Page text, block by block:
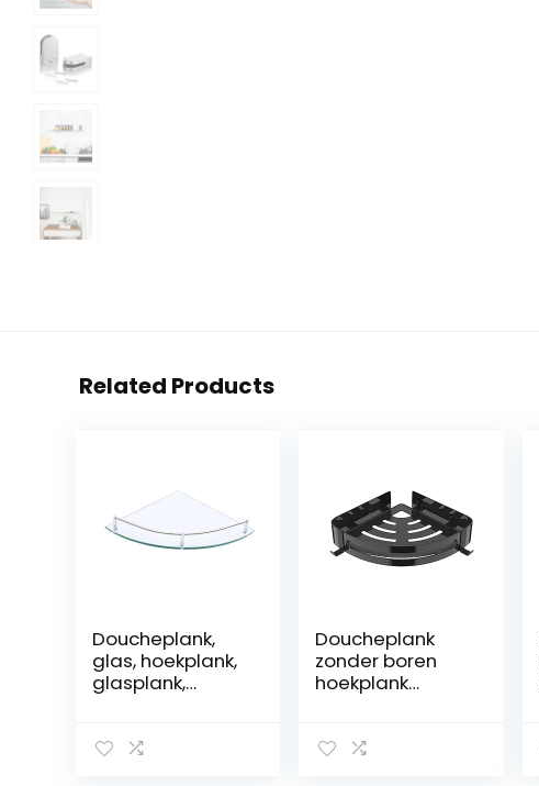
Related Products
Doucheplank,
glas, hoekplank,
glasplank,
badkamer, rek,
Doucheplank
zonder boren
hoekplank
douchemand